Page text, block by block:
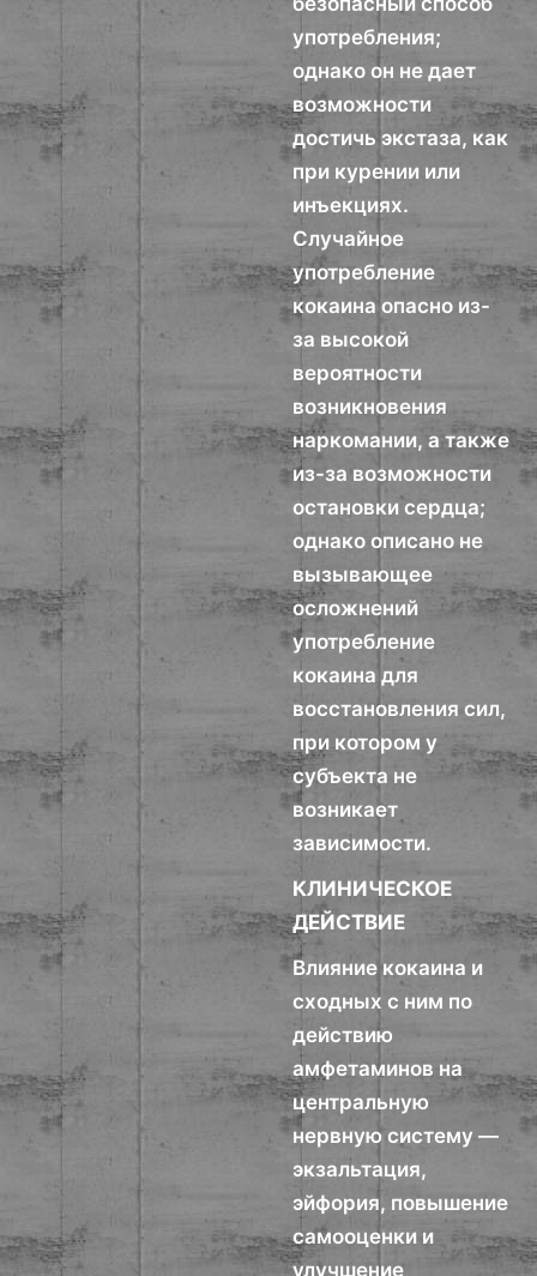
употребления;
однако он не дает
возможности
достичь экстаза, как
при курении или
инъекциях.
Случайное
употребление
кокаина опасно из-
за высокой
вероятности
возникновения
наркомании, а также
из-за возможности
остановки сердца;
однако описано не
вызывающее
осложнений
употребление
кокаина для
восстановления сил,
при котором у
субъекта не
возникает
зависимости.
КЛИНИЧЕСКОЕ
ДЕЙСТВИЕ
Влияние кокаина и
сходных с ним по
действию
амфетаминов на
центральную
нервную систему —
экзальтация,
эйфория, повышение
самооценки и
улучшение